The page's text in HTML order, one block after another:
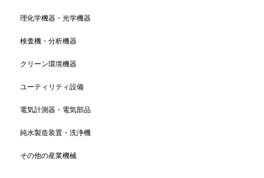
理化学機器・光学機器
検査機・分析機器
クリーン環境機器
ユーティリティ設備
電気計測器・電気部品
純水製造装置・洗浄機
その他の産業機械